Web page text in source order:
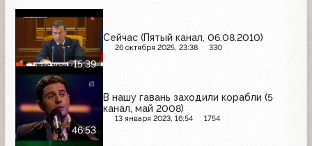
15:39
Сейчас (Пятый канал, 06.08.2010)
26 октября 2025, 23:38 330
46:53
В нашу гавань заходили корабли (5
канал, май 2008)
13 января 2023, 16:54 1754